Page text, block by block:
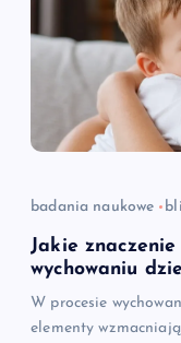
badania naukowe
Jakie
wychowaniu
W procesie
elementy